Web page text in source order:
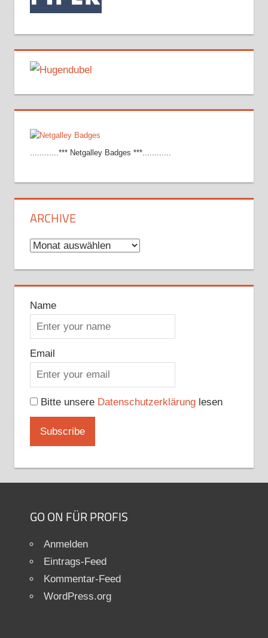
............*** Netgalley Badges ***............
ARCHIVE
Archive
Name
Email
Bitte unsere Datenschutzerklärunglesen
GO ON FÜR PROFIS
Anmelden
Eintrags-Feed
Kommentar-Feed
WordPress.org